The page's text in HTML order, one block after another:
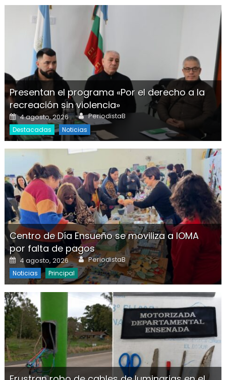
Presentan el programa «Por el derecho a la
recreación sin violencia»
Posted on
4 agosto, 2026 Author
PeriodistaB
Destacadas Noticias
Centro de Día Ensueño se moviliza a IOMA
por falta de pagos
Posted on
4 agosto, 2026 Author
PeriodistaB
Noticias Principal